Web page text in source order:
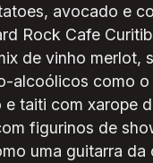
avocado e
Rock Cafe
de vinho
alcoólicos como
taiti com xarope
figurinos de
uma guitarra